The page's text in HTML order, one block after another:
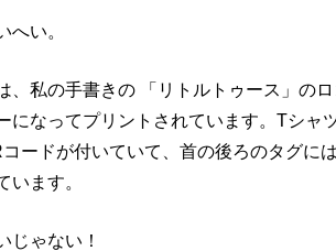
へい。
、私の手書きの 「リトルトゥース」の
になってプリントされています。 Tシャ
ードが付いていて、首の後ろのタグに
います。
じゃない！